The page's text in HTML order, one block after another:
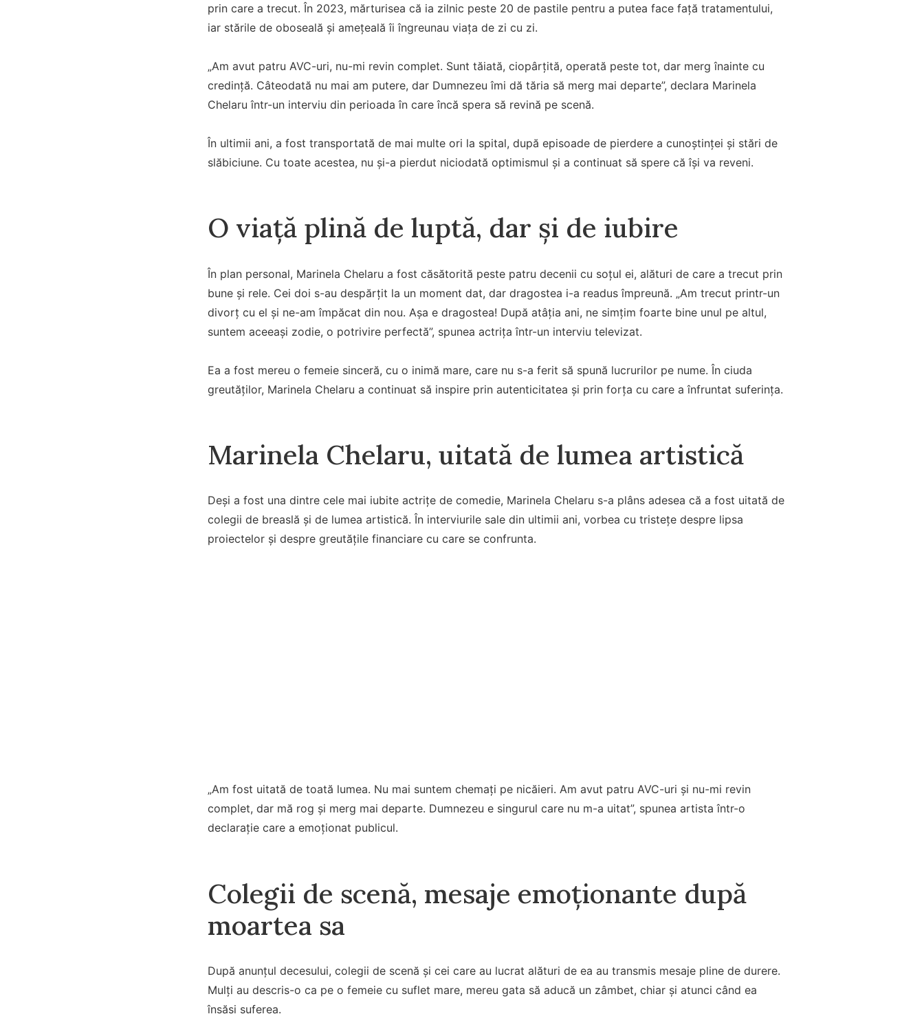
prin care a trecut. În 2023, mărturisea că ia zilnic peste 20 de pastile pentru a putea face față tratamentului,
iar stările de oboseală și amețeală îi îngreunau viața de zi cu zi.
„Am avut patru AVC-uri, nu-mi revin complet. Sunt tăiată, ciopârțită, operată peste tot, dar merg înainte cu
credință. Câteodată nu mai am putere, dar Dumnezeu îmi dă tăria să merg mai departe”, declara Marinela
Chelaru într-un interviu din perioada în care încă spera să revină pe scenă.
În ultimii ani, a fost transportată de mai multe ori la spital, după episoade de pierdere a cunoștinței și stări de
slăbiciune. Cu toate acestea, nu și-a pierdut niciodată optimismul și a continuat să spere că își va reveni.
O viață plină de luptă, dar și de iubire
În plan personal, Marinela Chelaru a fost căsătorită peste patru decenii cu soțul ei, alături de care a trecut prin
bune și rele. Cei doi s-au despărțit la un moment dat, dar dragostea i-a readus împreună. „Am trecut printr-un
divorț cu el și ne-am împăcat din nou. Așa e dragostea! După atâția ani, ne simțim foarte bine unul pe altul,
suntem aceeași zodie, o potrivire perfectă”, spunea actrița într-un interviu televizat.
Ea a fost mereu o femeie sinceră, cu o inimă mare, care nu s-a ferit să spună lucrurilor pe nume. În ciuda
greutăților, Marinela Chelaru a continuat să inspire prin autenticitatea și prin forța cu care a înfruntat suferința.
Marinela Chelaru, uitată de lumea artistică
Deși a fost una dintre cele mai iubite actrițe de comedie, Marinela Chelaru s-a plâns adesea că a fost uitată de
colegii de breaslă și de lumea artistică. În interviurile sale din ultimii ani, vorbea cu tristețe despre lipsa
proiectelor și despre greutățile financiare cu care se confrunta.
„Am fost uitată de toată lumea. Nu mai suntem chemați pe nicăieri. Am avut patru AVC-uri și nu-mi revin
complet, dar mă rog și merg mai departe. Dumnezeu e singurul care nu m-a uitat”, spunea artista într-o
declarație care a emoționat publicul.
Colegii de scenă, mesaje emoționante după
moartea sa
După anunțul decesului, colegii de scenă și cei care au lucrat alături de ea au transmis mesaje pline de durere.
Mulți au descris-o ca pe o femeie cu suflet mare, mereu gata să aducă un zâmbet, chiar și atunci când ea
însăși suferea.